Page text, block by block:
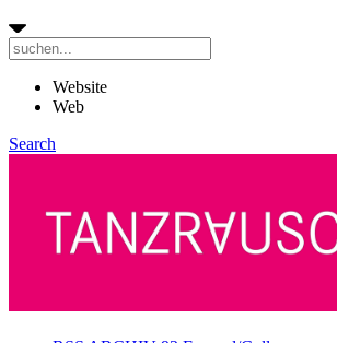
Website
Web
Search